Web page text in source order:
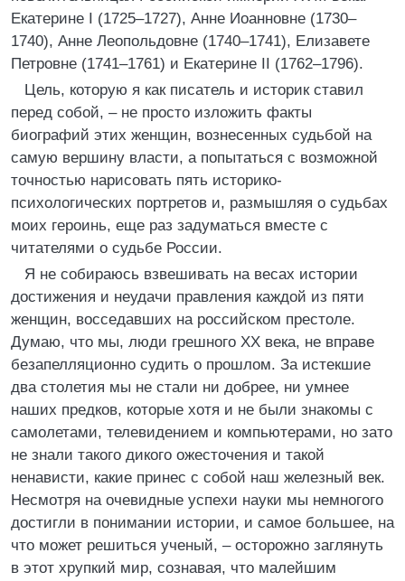
Екатерине I (1725–1727), Анне Иоанновне (1730–
1740), Анне Леопольдовне (1740–1741), Елизавете
Петровне (1741–1761) и Екатерине II (1762–1796).
Цель, которую я как писатель и историк ставил
перед собой, – не просто изложить факты
биографий этих женщин, вознесенных судьбой на
самую вершину власти, а попытаться с возможной
точностью нарисовать пять историко-
психологических портретов и, размышляя о судьбах
моих героинь, еще раз задуматься вместе с
читателями о судьбе России.
Я не собираюсь взвешивать на весах истории
достижения и неудачи правления каждой из пяти
женщин, восседавших на российском престоле.
Думаю, что мы, люди грешного ХХ века, не вправе
безапелляционно судить о прошлом. За истекшие
два столетия мы не стали ни добрее, ни умнее
наших предков, которые хотя и не были знакомы с
самолетами, телевидением и компьютерами, но зато
не знали такого дикого ожесточения и такой
ненависти, какие принес с собой наш железный век.
Несмотря на очевидные успехи науки мы немногого
достигли в понимании истории, и самое большее, на
что может решиться ученый, – осторожно заглянуть
в этот хрупкий мир, сознавая, что малейшим